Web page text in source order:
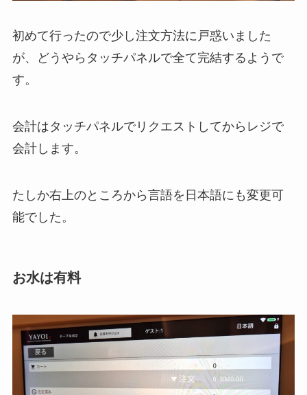
初めて行ったので少し注文方法に戸惑いました
が、どうやらタッチパネルで全て完結するようで
す。
会計はタッチパネルでリクエストしてからレジで
会計します。
たしか右上のところから言語を日本語にも変更可
能でした。
お水は有料